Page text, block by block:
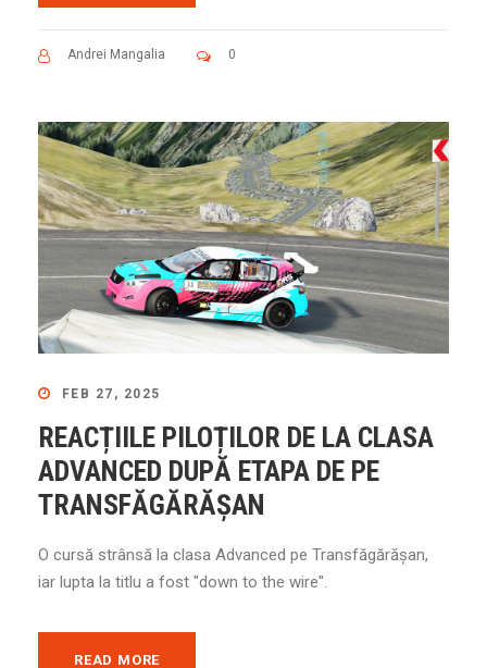
Andrei Mangalia 0
FEB 27, 2025
REACȚIILE PILOȚILOR DE LA CLASA
ADVANCED DUPĂ ETAPA DE PE
TRANSFĂGĂRĂȘAN
O cursă strânsă la clasa Advanced pe Transfăgărășan,
iar lupta la titlu a fost "down to the wire".
READ MORE